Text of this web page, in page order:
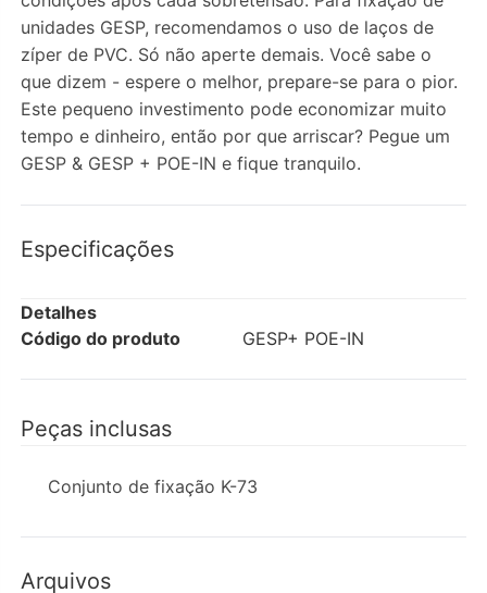
unidades GESP, recomendamos o uso de laços de
zíper de PVC. Só não aperte demais. Você sabe o
que dizem - espere o melhor, prepare-se para o pior.
Este pequeno investimento pode economizar muito
tempo e dinheiro, então por que arriscar? Pegue um
GESP & GESP + POE-IN e fique tranquilo.
Especificações
Detalhes
Código do produto
GESP+ POE-IN
Peças inclusas
Conjunto de fixação K-73
Arquivos